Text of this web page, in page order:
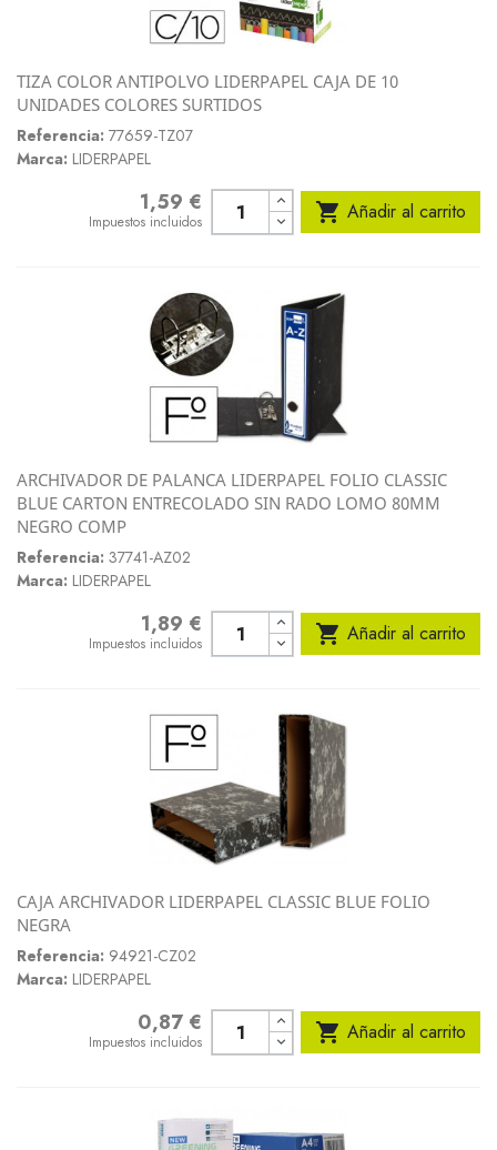
TIZA COLOR ANTIPOLVO LIDERPAPEL CAJA DE 10
UNIDADES COLORES SURTIDOS
Referencia: 77659-TZ07
Marca: LIDERPAPEL
1,59 €
Impuestos incluidos  Añadir al carrito
ARCHIVADOR DE PALANCA LIDERPAPEL FOLIO CLASSIC
BLUE CARTON ENTRECOLADO SIN RADO LOMO 80MM
NEGRO COMP
Referencia: 37741-AZ02
Marca: LIDERPAPEL
1,89 €
Impuestos incluidos  Añadir al carrito
CAJA ARCHIVADOR LIDERPAPEL CLASSIC BLUE FOLIO
NEGRA
Referencia: 94921-CZ02
Marca: LIDERPAPEL
0,87 €
Impuestos incluidos  Añadir al carrito